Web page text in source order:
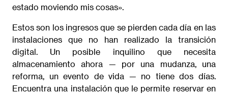
estado moviendo mis cosas».
Estos son los ingresos que se pierden cada día en las
instalaciones que no han realizado la transición
digital. Un posible inquilino que necesita
almacenamiento ahora — por una mudanza, una
reforma, un evento de vida — no tiene dos días.
Encuentra una instalación que le permite reservar en